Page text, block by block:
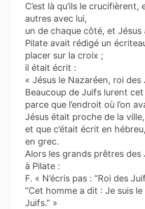
C’est là qu’ils le crucifièrent,
autres avec lui,
un de chaque côté, et Jésus
Pilate avait rédigé un
placer sur la croix ;
il était écrit :
« Jésus le Nazaréen, roi des
Beaucoup de Juifs lurent
parce que l’endroit où l’on
Jésus était proche de la ville,
et que c’était écrit en
en grec.
Alors les grands prêtres des
à Pilate :
F. « N’écris pas : “Roi des
“Cet homme a dit : Je suis
Juifs.” »